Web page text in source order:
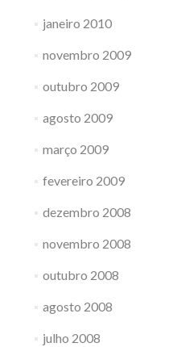
janeiro 2010
novembro 2009
outubro 2009
agosto 2009
março 2009
fevereiro 2009
dezembro 2008
novembro 2008
outubro 2008
agosto 2008
julho 2008